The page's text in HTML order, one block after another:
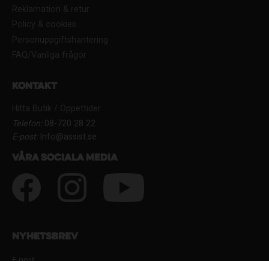
Reklamation & retur
Policy & cookies
Personuppgiftshantering
FAQ/Vanliga frågor
Kontakt
Hitta Butik / Öppettider
Telefon:08-720 28 22
E-post:Info@assist.se
Våra sociala media
Nyhetsbrev